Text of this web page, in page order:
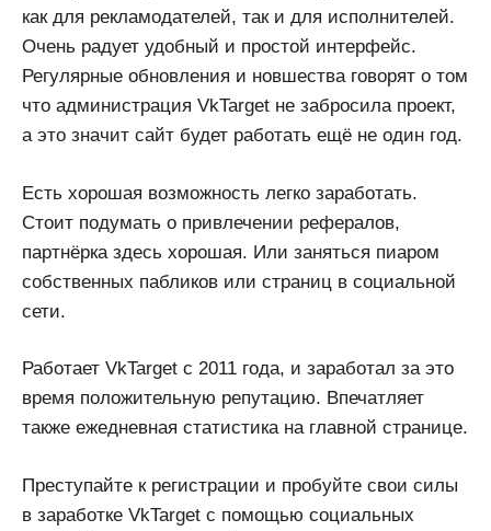
как для рекламодателей, так и для исполнителей.
Очень радует удобный и простой интерфейс.
Регулярные обновления и новшества говорят о том
что администрация VkTarget не забросила проект,
а это значит сайт будет работать ещё не один год.
Есть хорошая возможность легко заработать.
Стоит подумать о привлечении рефералов,
партнёрка здесь хорошая. Или заняться пиаром
собственных пабликов или страниц в социальной
сети.
Работает VkTarget с 2011 года, и заработал за это
время положительную репутацию. Впечатляет
также ежедневная статистика на главной странице.
Преступайте к регистрации и пробуйте свои силы
в заработке VkTarget с помощью социальных